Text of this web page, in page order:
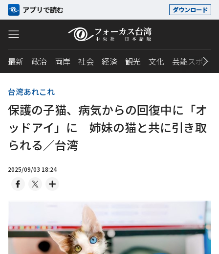
アプリで読む ダウンロード
最新 政治 両岸 社会 経済 観光 文化 芸能スポーツ
台湾あれこれ
保護の子猫、病気からの回復中に「オ
ッドアイ」に 姉妹の猫と共に引き取
られる／台湾
2025/09/03 18:24